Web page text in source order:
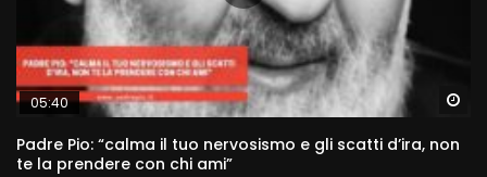
05:40
Padre Pio: “calma il tuo nervosismo e gli scatti d’ira, non
te la prendere con chi ami”